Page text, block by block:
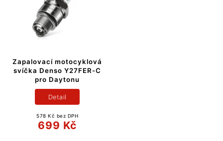
Zapalovací motocyklová
svíčka Denso Y27FER-C
pro Daytonu
578 Kč bez DPH
699 Kč
Detail